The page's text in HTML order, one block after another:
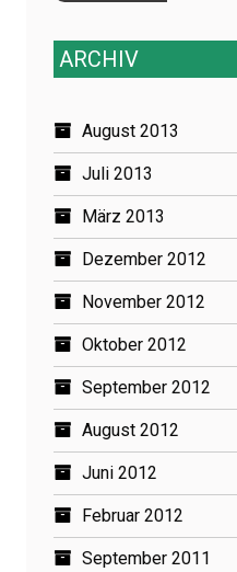
ARCHIV
August 2013
Juli 2013
März 2013
Dezember 2012
November 2012
Oktober 2012
September 2012
August 2012
Juni 2012
Februar 2012
September 2011